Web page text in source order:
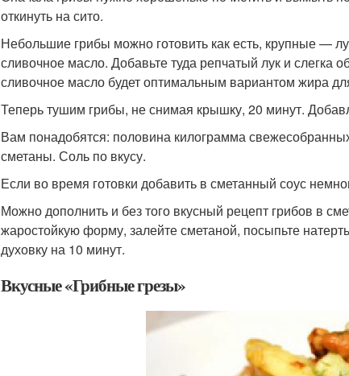
откинуть на сито.
Небольшие грибы можно готовить как есть, крупные —
сливочное масло. Добавьте туда репчатый лук и
сливочное масло будет оптимальным вариантом жира
Теперь тушим грибы, не снимая крышку, 20 минут.
Вам понадобятся: половина килограмма
сметаны. Соль по вкусу.
Если во время готовки добавить в сметанный соус
Можно дополнить и без того вкусный рецепт грибов в
жаростойкую форму, залейте сметаной, посыпьте
духовку на 10 минут.
Вкусные «Грибные грезы»